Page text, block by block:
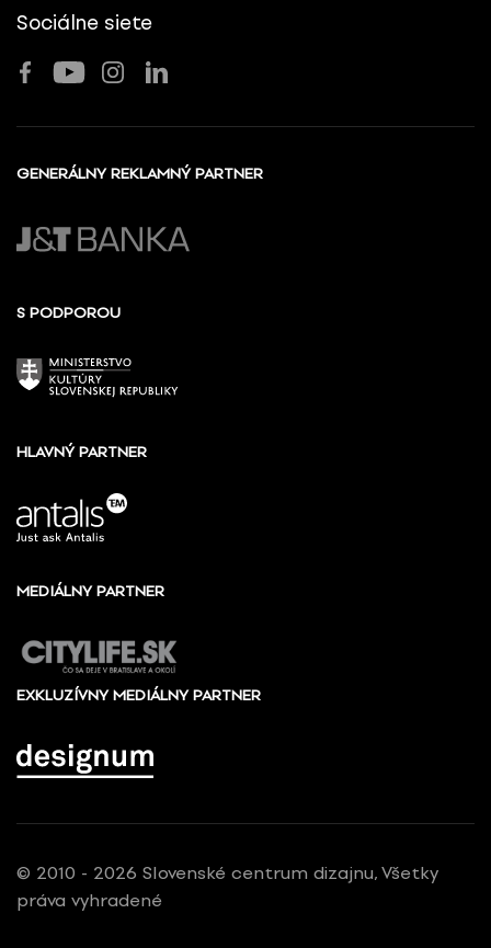
Sociálne siete
GENERÁLNY REKLAMNÝ PARTNER
S PODPOROU
HLAVNÝ PARTNER
MEDIÁLNY PARTNER
EXKLUZÍVNY MEDIÁLNY PARTNER
© 2010 - 2026 Slovenské centrum dizajnu, Všetky
práva vyhradené